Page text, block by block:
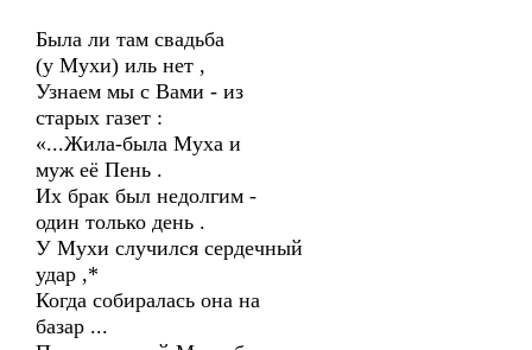
Была ли там свадьба
(у Мухи) иль нет ,
Узнаем мы с Вами - из
старых газет :
«...Жила-была Муха и
муж её Пень .
Их брак был недолгим -
один только день .
У Мухи случился сердечный
удар ,*
Когда собиралась она на
базар ...